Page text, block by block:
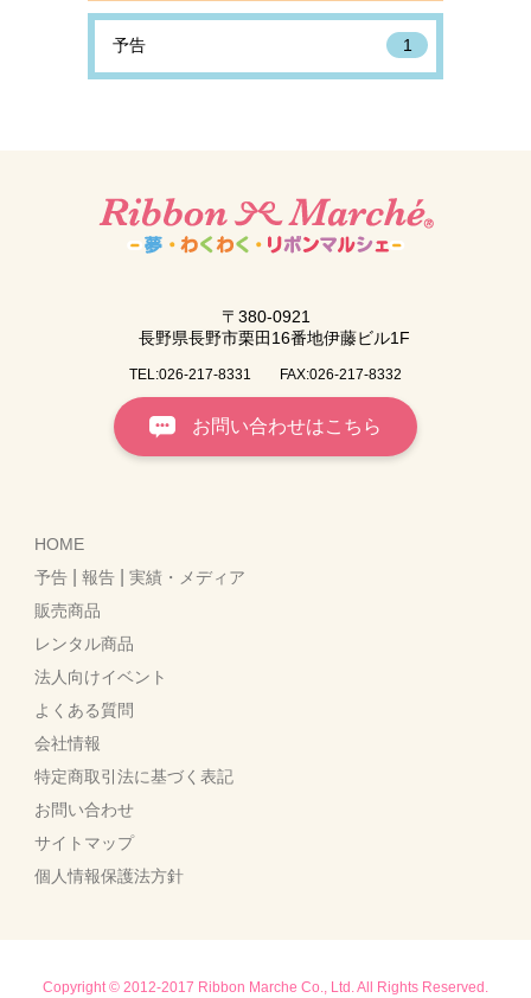
予告 1
〒380-0921
長野県長野市栗田16番地伊藤ビル1F
TEL:026-217-8331 FAX:026-217-8332
お問い合わせはこちら
HOME
予告 |報告 |実績・メディア
販売商品
レンタル商品
法人向けイベント
よくある質問
会社情報
特定商取引法に基づく表記
お問い合わせ
サイトマップ
個人情報保護法方針
Copyright © 2012-2017 Ribbon Marche Co., Ltd. All Rights Reserved.